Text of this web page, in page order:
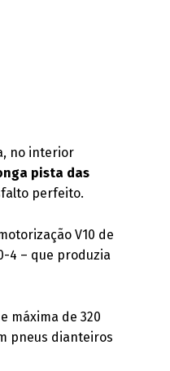
no interior
pista das
perfeito.
V10 de
4 – que produzia
máxima de 320
pneus dianteiros